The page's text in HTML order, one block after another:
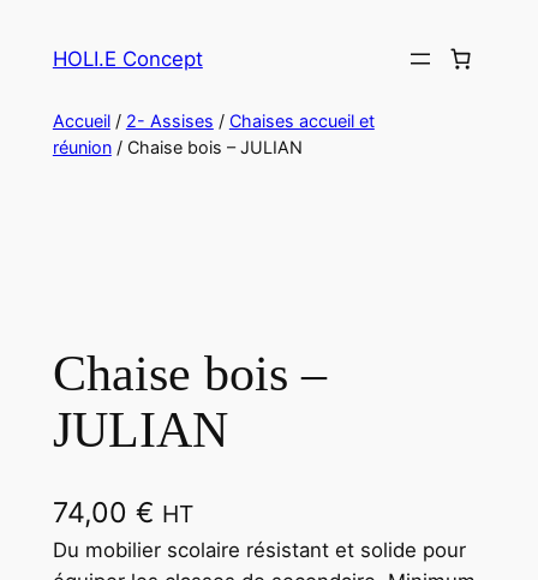
HOLI.E Concept
Accueil/ 2- Assises / Chaises accueil et
réunion/ Chaise bois – JULIAN
Chaise bois –
JULIAN
74,00 € HT
Du mobilier scolaire résistant et solide pour